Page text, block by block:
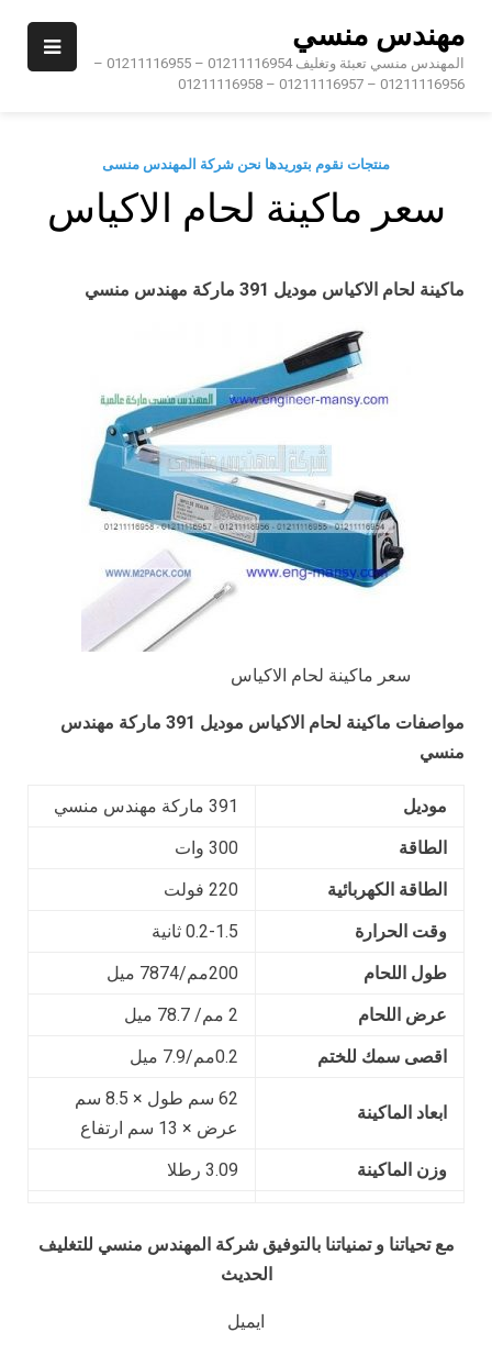
content
مهندس منسي
المهندس منسي تعبئة وتغليف 01211116954 – 01211116955 –
01211116956 – 01211116957 – 01211116958
منتجات نقوم بتوريدها نحن شركة المهندس منسى
سعر ماكينة لحام الاكياس
ماكينة لحام الاكياس موديل 391 ماركة مهندس منسي
سعر ماكينة لحام الاكياس
مواصفات ماكينة لحام الاكياس موديل 391 ماركة مهندس
منسي
موديل
391 ماركة مهندس منسي
الطاقة
300 وات
الطاقة الكهربائية
220 فولت
وقت الحرارة
0.2-1.5 ثانية
طول اللحام
200مم/7874 ميل
عرض اللحام
2 مم/ 78.7 ميل
اقصى سمك للختم
0.2مم/7.9 ميل
ابعاد الماكينة
62 سم طول × 8.5 سم
عرض × 13 سم ارتفاع
وزن الماكينة
3.09 رطلا
مع تحياتنا و تمنياتنا بالتوفيق شركة المهندس منسي للتغليف
الحديث
ايميل